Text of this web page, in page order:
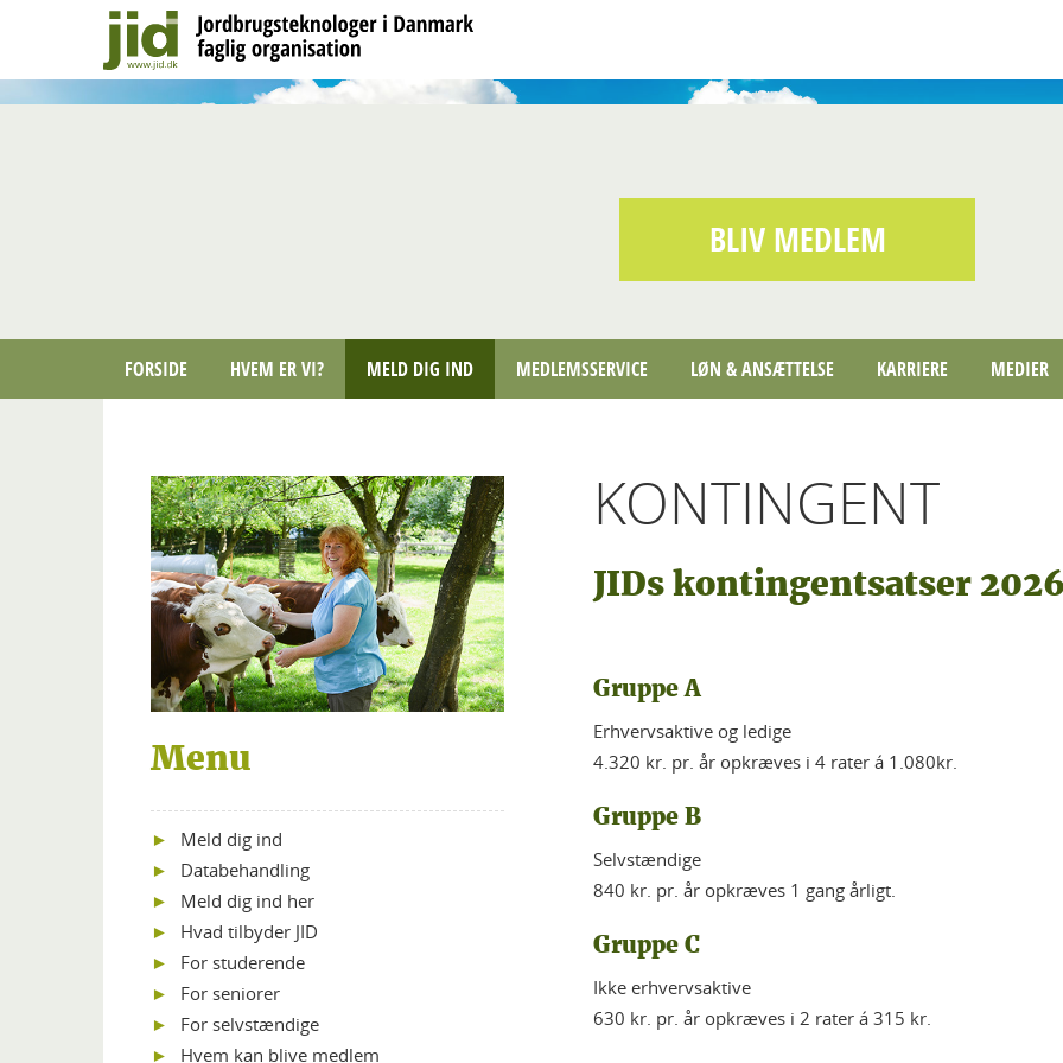
BLIV MEDLEM
FORSIDE HVEM ER VI? MELD DIG IND MEDLEMSSERVICE LØN & ANSÆTTELSE KARRIERE MEDIER
Menu
Meld dig ind
Databehandling
Meld dig ind her
Hvad tilbyder JID
For studerende
For seniorer
For selvstændige
Hvem kan blive medlem
KONTINGENT
JIDs kontingentsatser
Gruppe A
Erhvervsaktive og ledige
4.320 kr. pr. år opkræves i 4 rater á 1.080kr.
Gruppe B
Selvstændige
840 kr. pr. år opkræves 1 gang årligt.
Gruppe C
Ikke erhvervsaktive
630 kr. pr. år opkræves i 2 rater á 315 kr.